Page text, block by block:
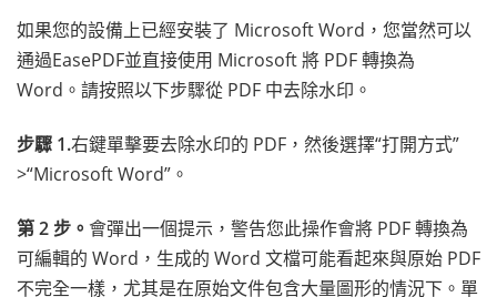
如果您的設備上已經安裝了 Microsoft Word，您當然可以
通過EasePDF並直接使用 Microsoft 將 PDF 轉換為
Word。請按照以下步驟從 PDF 中去除水印。
步驟 1.右鍵單擊要去除水印的 PDF，然後選擇“打開方式”
>“Microsoft Word”。
第 2 步。 會彈出一個提示，警告您此操作會將 PDF 轉換為
可編輯的 Word，生成的 Word 文檔可能看起來與原始 PDF
不完全一樣，尤其是在原始文件包含大量圖形的情況下。單